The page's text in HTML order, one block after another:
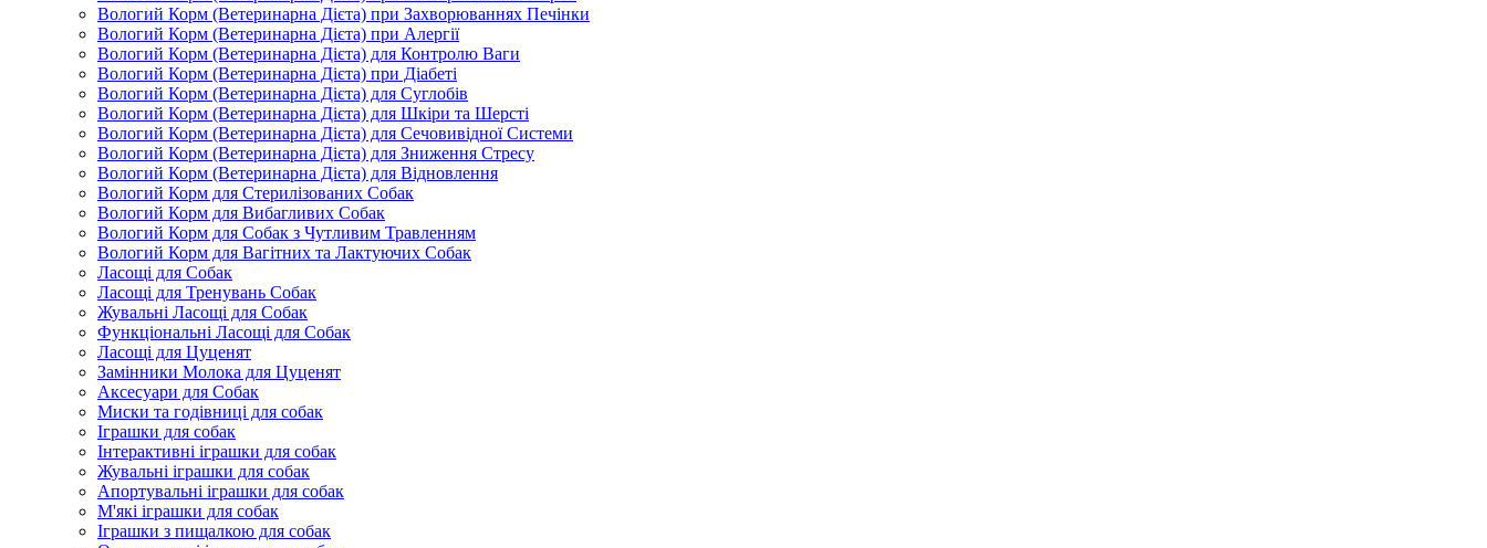
Вологий Корм (Ветеринарна Дієта) при Захворюваннях Печінки
Вологий Корм (Ветеринарна Дієта) при Алергії
Вологий Корм (Ветеринарна Дієта) для Контролю Ваги
Вологий Корм (Ветеринарна Дієта) при Діабеті
Вологий Корм (Ветеринарна Дієта) для Суглобів
Вологий Корм (Ветеринарна Дієта) для Шкіри та Шерсті
Вологий Корм (Ветеринарна Дієта) для Сечовивідної Системи
Вологий Корм (Ветеринарна Дієта) для Зниження Стресу
Вологий Корм (Ветеринарна Дієта) для Відновлення
Вологий Корм для Стерилізованих Собак
Вологий Корм для Вибагливих Собак
Вологий Корм для Собак з Чутливим Травленням
Вологий Корм для Вагітних та Лактуючих Собак
Ласощі для Собак
Ласощі для Тренувань Собак
Жувальні Ласощі для Собак
Функціональні Ласощі для Собак
Ласощі для Цуценят
Замінники Молока для Цуценят
Аксесуари для Собак
Миски та годівниці для собак
Іграшки для собак
Інтерактивні іграшки для собак
Жувальні іграшки для собак
Апортувальні іграшки для собак
М'які іграшки для собак
Іграшки з пищалкою для собак